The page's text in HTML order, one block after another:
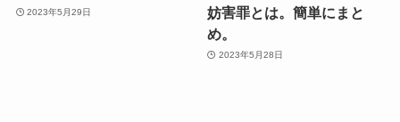
2023年5月29日
妨害罪とは。簡単にまと
め。
2023年5月28日